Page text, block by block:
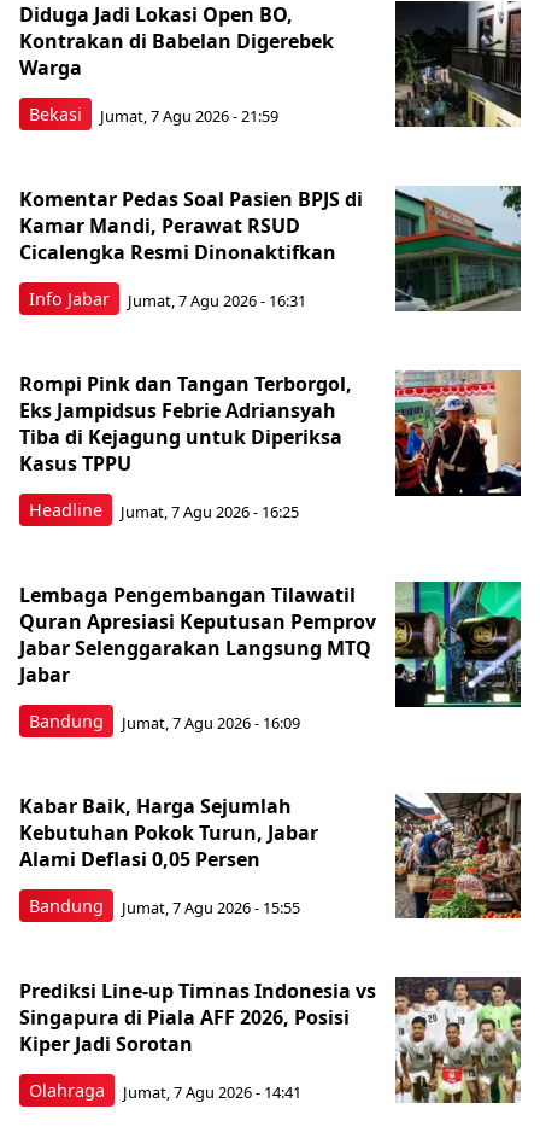
Bekasi
Diduga Jadi Lokasi Open BO,
Kontrakan di Babelan Digerebek
Warga
Jumat, 7 Agu 2026 - 21:59
Info Jabar
Komentar Pedas Soal Pasien BPJS di
Kamar Mandi, Perawat RSUD
Cicalengka Resmi Dinonaktifkan
Jumat, 7 Agu 2026 - 16:31
Headline
Rompi Pink dan Tangan Terborgol,
Eks Jampidsus Febrie Adriansyah
Tiba di Kejagung untuk Diperiksa
Kasus TPPU
Jumat, 7 Agu 2026 - 16:25
Bandung
Lembaga Pengembangan Tilawatil
Quran Apresiasi Keputusan Pemprov
Jabar Selenggarakan Langsung MTQ
Jabar
Jumat, 7 Agu 2026 - 16:09
Bandung
Kabar Baik, Harga Sejumlah
Kebutuhan Pokok Turun, Jabar
Alami Deflasi 0,05 Persen
Jumat, 7 Agu 2026 - 15:55
Olahraga
Prediksi Line-up Timnas Indonesia vs
Singapura di Piala AFF 2026, Posisi
Kiper Jadi Sorotan
Jumat, 7 Agu 2026 - 14:41